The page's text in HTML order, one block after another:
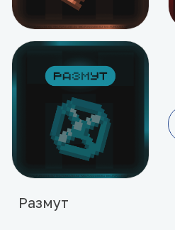
Донатный Кейс
от 49 ₽
Подробнее
Размут